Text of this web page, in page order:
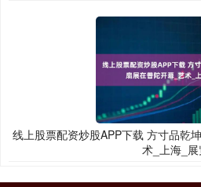
线上股票配资炒股APP下载 方寸品乾
术_上海_